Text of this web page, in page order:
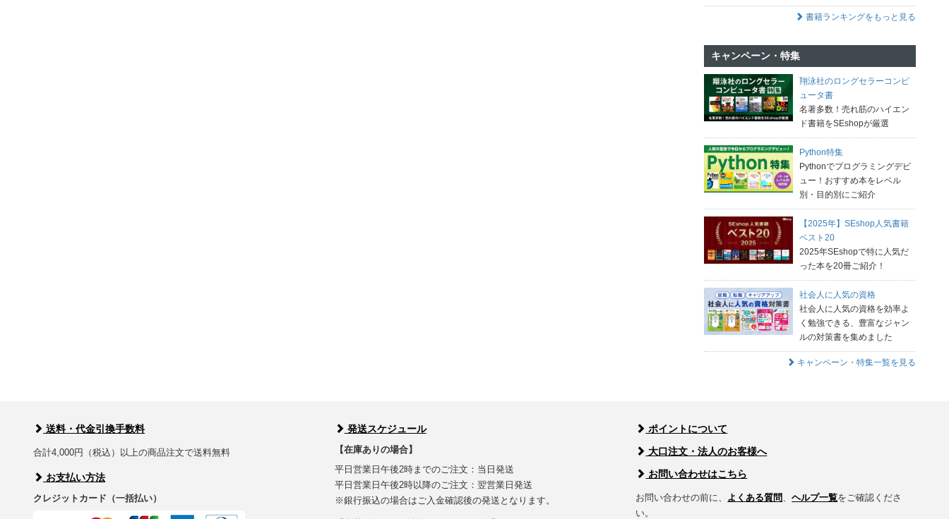
書籍ランキングをもっと見る
キャンペーン・特集
翔泳社のロングセラーコンピ
ュータ書
名著多数！売れ筋のハイエン
ド書籍をSEshopが厳選
Python特集
Pythonでプログラミングデビ
ュー！おすすめ本をレベル
別・目的別にご紹介
【2025年】SEshop人気書籍
ベスト20
2025年SEshopで特に人気だ
った本を20冊ご紹介！
社会人に人気の資格
社会人に人気の資格を効率よ
く勉強できる、豊富なジャン
ルの対策書を集めました
キャンペーン・特集一覧を見る
送料・代金引換手数料
合計4,000円（税込）以上の商品注文で送料無料
お支払い方法
クレジットカード（一括払い）
発送スケジュール
【在庫ありの場合】
平日営業日午後2時までのご注文：当日発送
平日営業日午後2時以降のご注文：翌営業日発送
※銀行振込の場合はご入金確認後の発送となります。
ポイントについて
大口注文・法人のお客様へ
お問い合わせはこちら
お問い合わせの前に、 よくある質問、ヘルプ一覧をご確認くださ
い。